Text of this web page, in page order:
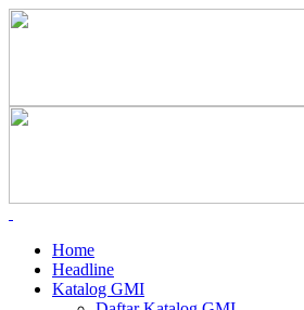
Home
Headline
Katalog GMI